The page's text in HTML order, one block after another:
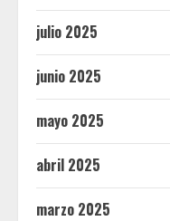
julio 2025
junio 2025
mayo 2025
abril 2025
marzo 2025